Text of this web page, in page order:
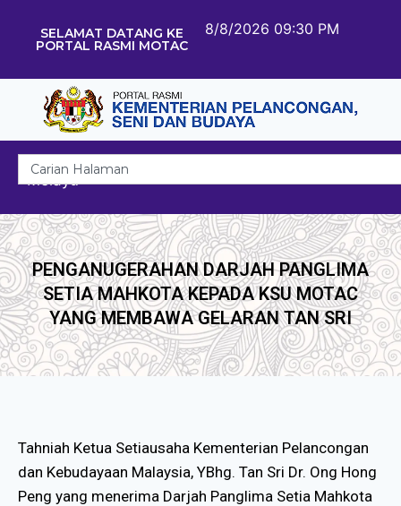
SELAMAT DATANG KE
PORTAL RASMI MOTAC
8/8/2026 09:30 PM
Melayu
PENGANUGERAHAN DARJAH PANGLIMA
SETIA MAHKOTA KEPADA KSU MOTAC
YANG MEMBAWA GELARAN TAN SRI
Tahniah Ketua Setiausaha Kementerian Pelancongan
dan Kebudayaan Malaysia, YBhg. Tan Sri Dr. Ong Hong
Peng yang menerima Darjah Panglima Setia Mahkota